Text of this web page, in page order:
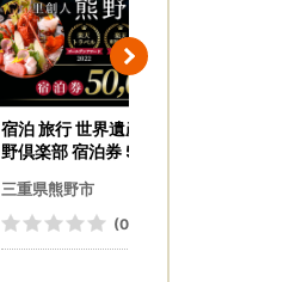
宿泊 旅行 世界遺産リゾート 熊
野倶楽部 宿泊券 50,000円分
三重県熊野市
(0)